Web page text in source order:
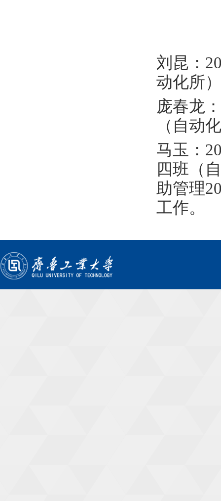
刘 昆：
动化所
庞春龙
（自动
马玉：
四班（
助管理
工作。